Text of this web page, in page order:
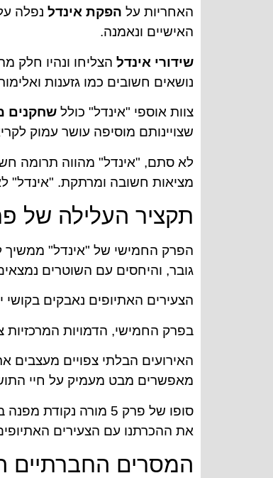
האחריות על הפקת אינדל נפלה
האישיים ונאמנה.
שידורי אינדל הצליחו ונהיו חלק
נושאים חשובים כמו גזענות
צוות אוספי "אינדל" כולל שחקנים
שצויינותם מוסיפה עושר עמוק
לא סתם, "אינדל" מהווה תרומה
מציאות חשובה ומרתקת. "אינדל"
תקציר העלילה של פרק 5 בסדרה
הפרק החמישי של "אינדל"
גובר, והיחסים עם השוטרים
הצעירים האתיופים נאבקים
בפרק החמישי, הדמויות המרכזיות
האירועים הבלתי צפויים
מאפשרים מבט מעמיק על חיי
סופו של פרק 5
את ההכרתנו עם הצעירים
המסרים החברתיים העולים